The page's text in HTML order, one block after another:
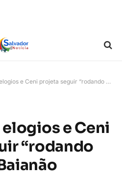
e Ceni projeta seguir “rodando elenco” no Baianão
e Ceni
“rodando